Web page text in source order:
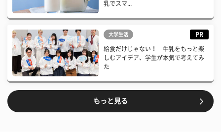
乳でスマ...
大学生活 PR
給食だけじゃない！ 牛乳をもっと楽
しむアイデア、学生が本気で考えてみ
た
もっと見る